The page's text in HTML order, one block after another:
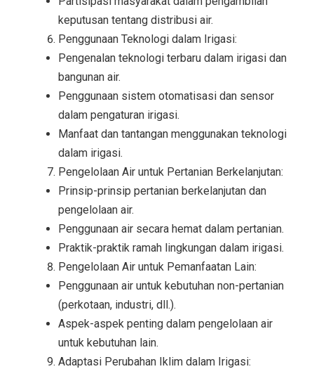
keputusan tentang distribusi air.
Penggunaan Teknologi dalam Irigasi:
Pengenalan teknologi terbaru dalam irigasi dan
bangunan air.
Penggunaan sistem otomatisasi dan sensor
dalam pengaturan irigasi.
Manfaat dan tantangan menggunakan teknologi
dalam irigasi.
Pengelolaan Air untuk Pertanian Berkelanjutan:
Prinsip-prinsip pertanian berkelanjutan dan
pengelolaan air.
Penggunaan air secara hemat dalam pertanian.
Praktik-praktik ramah lingkungan dalam irigasi.
Pengelolaan Air untuk Pemanfaatan Lain:
Penggunaan air untuk kebutuhan non-pertanian
(perkotaan, industri, dll.).
Aspek-aspek penting dalam pengelolaan air
untuk kebutuhan lain.
Adaptasi Perubahan Iklim dalam Irigasi: